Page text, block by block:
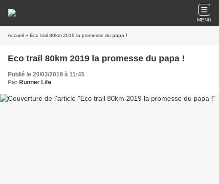
MENU
Accueil » Eco trail 80km 2019 la promesse du papa !
Eco trail 80km 2019 la promesse du papa !
Publié le 20/03/2019 à 11:45
Par Runner Life